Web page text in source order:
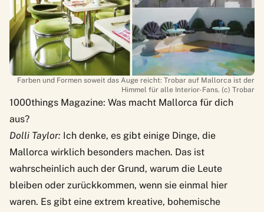
Farben und Formen soweit das Auge reicht: Trobar auf Mallorca ist der
Himmel für alle Interior-Fans. (c) Trobar
1000things Magazine: Was macht Mallorca für dich
aus?
Dolli Taylor: Ich denke, es gibt einige Dinge, die
Mallorca wirklich besonders machen. Das ist
wahrscheinlich auch der Grund, warum die Leute
bleiben oder zurückkommen, wenn sie einmal hier
waren. Es gibt eine extrem kreative, bohemische